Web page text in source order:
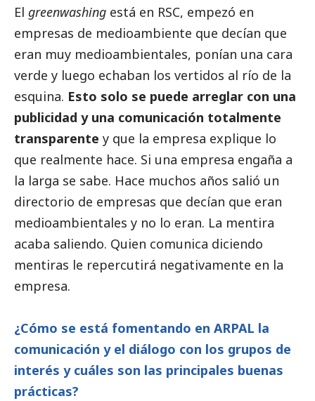
El greenwashing está en RSC, empezó en
empresas de medioambiente que decían que
eran muy medioambientales, ponían una cara
verde y luego echaban los vertidos al río de la
esquina. Esto solo se puede arreglar con una
publicidad y una comunicación totalmente
transparente y que la empresa explique lo
que realmente hace. Si una empresa engaña a
la larga se sabe. Hace muchos años salió un
directorio de empresas que decían que eran
medioambientales y no lo eran. La mentira
acaba saliendo. Quien comunica diciendo
mentiras le repercutirá negativamente en la
empresa.
¿Cómo se está fomentando en ARPAL la
comunicación y el diálogo con los grupos de
interés y cuáles son las principales buenas
prácticas?